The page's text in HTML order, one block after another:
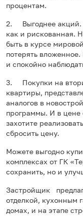
процентам.
2. Выгоднее акций.
как и рискованная.
быть в курсе
потерять
и спокойно
3. Покупки на
квартиры,
аналогов в
программы. И в цене
захотите
сбросить цену.
Можете выгодно
комплексах от ГК
сохранить, но и
Застройщик
отделкой, кухонным
домах, и на этапе